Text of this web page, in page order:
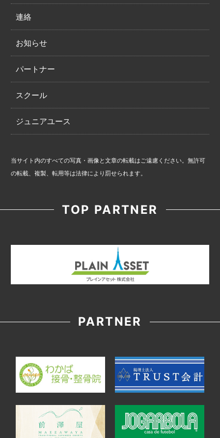
連絡
お知らせ
パートナー
スクール
ジュニアユース
当サイト内のすべての写真・画像と文章の転載はご遠慮ください。無許可
の転載、複製、転用等は法律により罰せられます。
TOP PARTNER
PARTNER